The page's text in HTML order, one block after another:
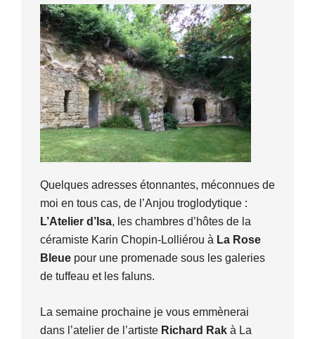
Quelques adresses étonnantes, méconnues de
moi en tous cas, de l’Anjou troglodytique :
L’Atelier d’Isa, les chambres d’hôtes de la
céramiste Karin Chopin-Lolliérou à La Rose
Bleue pour une promenade sous les galeries
de tuffeau et les faluns.
La semaine prochaine je vous emmènerai
dans l’atelier de l’artiste Richard Rak à La